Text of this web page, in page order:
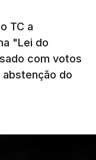
o
é
alguns
"deve ter
TC a
"Lei do
com votos
abstenção do